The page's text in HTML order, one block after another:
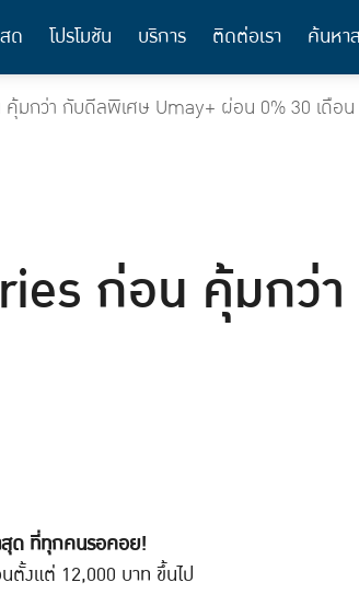
ด โปรโมชัน บริการ ติดต่อเรา ค้นหา
มกว่า กับดีลพิเศษ Umay+ ผ่อน 0% 30 เดือน
ก่อน คุ้มกว่
สุด ที่ทุกคนรอคอย!
งแต่ 12,000 บาท ขึ้นไป